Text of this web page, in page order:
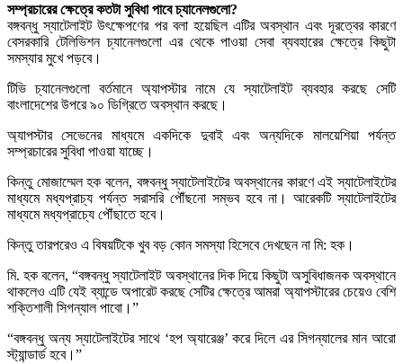
সম্প্রচারের ক্ষেত্রে কতটা সুবিধা পাবে চ্যানেলগুলো?
বঙ্গবন্ধু স্যাটেলাইট উৎক্ষেপণের পর বলা হয়েছিল এটির অবস্থান এবং দূরত্বের কারণে
বেসরকারি টেলিভিশন চ্যানেলগুলো এর থেকে পাওয়া সেবা ব্যবহারের ক্ষেত্রে কিছুটা
সমস্যার মুখে পড়বে।
টিভি চ্যানেলগুলো বর্তমানে অ্যাপস্টার নামে যে স্যাটেলাইট ব্যবহার করছে সেটি
বাংলাদেশের উপরে ৯০ ডিগ্রিতে অবস্থান করছে।
অ্যাপস্টার সেভেনের মাধ্যমে একদিকে দুবাই এবং অন্যদিকে মালয়েশিয়া পর্যন্ত
সম্প্রচারের সুবিধা পাওয়া যাচ্ছে।
কিন্তু মোজাম্মেল হক বলেন, বঙ্গবন্ধু স্যাটেলাইটের অবস্থানের কারণে এই স্যাটেলাইটের
মাধ্যমে মধ্যপ্রাচ্য পর্যন্ত সরাসরি পৌঁছনো সম্ভব হবে না। আরেকটি স্যাটেলাইটের
মাধ্যমে মধ্যপ্রাচ্যে পৌঁছাতে হবে।
কিন্তু তারপরেও এ বিষয়টিকে খুব বড় কোন সমস্যা হিসেবে দেখছেন না মি: হক।
মি. হক বলেন, “বঙ্গবন্ধু স্যাটেলাইট অবস্থানের দিক দিয়ে কিছুটা অসুবিধাজনক অবস্থানে
থাকলেও এটি যেই ব্যান্ডে অপারেট করছে সেটির ক্ষেত্রে আমরা অ্যাপস্টারের চেয়েও বেশি
শক্তিশালী সিগন্যাল পাবো।”
“বঙ্গবন্ধু অন্য স্যাটেলাইটের সাথে ‘হপ অ্যারেঞ্জ’ করে দিলে এর সিগন্যালের মান আরো
স্ট্যান্ডার্ড হবে।”